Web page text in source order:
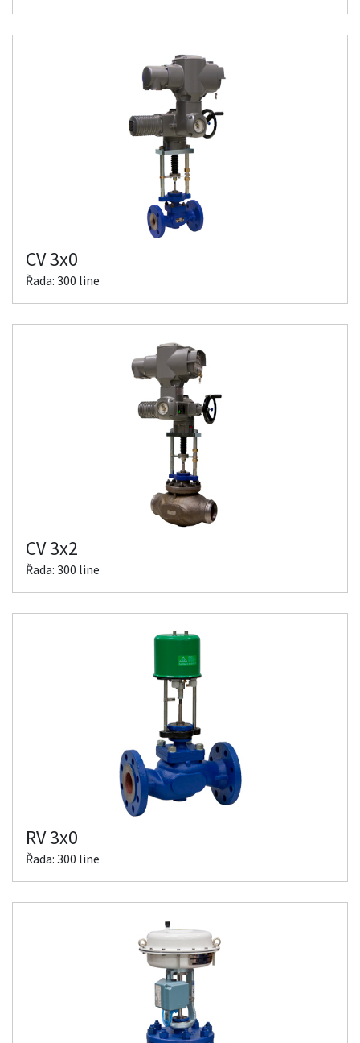
CV 3x0
Řada: 300 line
CV 3x2
Řada: 300 line
RV 3x0
Řada: 300 line